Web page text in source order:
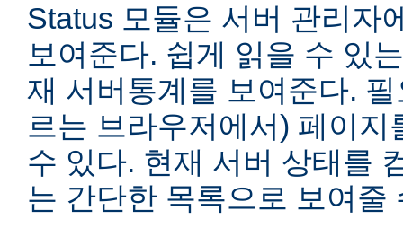
Status 모듈은 서버 관리자
보여준다. 쉽게 읽을 수 있
재 서버통계를 보여준다.
르는 브라우저에서) 페이지
수 있다. 현재 서버 상태를
는 간단한 목록으로 보여줄